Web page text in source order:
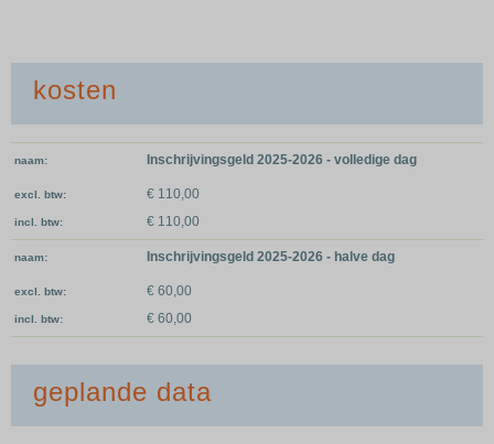
kosten
naam Inschrijvingsgeld 2025-2026 - volledige dag
excl. btw € 110,00
incl. btw € 110,00
naam Inschrijvingsgeld 2025-2026 - halve dag
excl. btw € 60,00
incl. btw € 60,00
geplande data